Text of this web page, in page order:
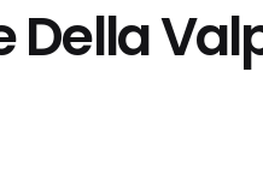
Della